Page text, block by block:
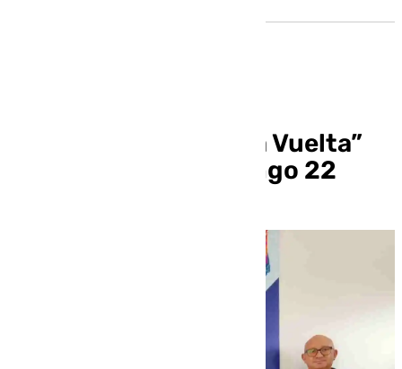
La Media Maratón “La Vuelta”
se disputará el domingo 22